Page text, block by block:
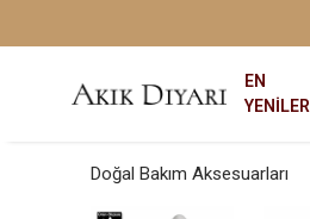
EN
YENİLER
Doğal Bakım Aksesuarları